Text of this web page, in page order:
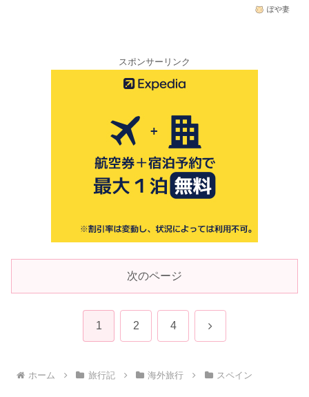
ぽや妻
スポンサーリンク
次のページ
1 2 4 次
ホーム 旅行記 海外旅行 スペイン